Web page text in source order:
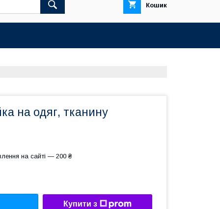
Кошик
на одяг, тканину
на сайті — 200 ₴
Купити з